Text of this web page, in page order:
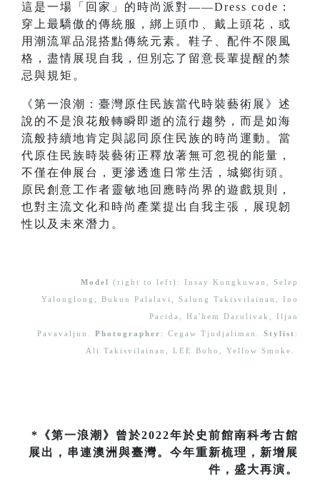
這是一場「回家」的時尚派對——Dress code：
穿上最驕傲的傳統服，綁上頭巾、戴上頭花，或
用潮流單品混搭點傳統元素。鞋子、配件不限風
格，盡情展現自我，但別忘了留意長輩提醒的禁
忌與規矩。
《第一浪潮：臺灣原住民族當代時裝藝術展》述
說的不是浪花般轉瞬即逝的流行趨勢，而是如海
流般持續地肯定與認同原住民族的時尚運動。當
代原住民族時裝藝術正釋放著無可忽視的能量，
不僅在伸展台，更滲透進日常生活，城鄉街頭。
原民創意工作者靈敏地回應時尚界的遊戲規則，
也對主流文化和時尚產業提出自我主張，展現韌
性以及未來潛力。
Model (right to left): Insay Kungkuwan, Selep
Yalonglong, Bukun Palalavi, Salung Takisvilainan, Ino
Pacida, Ha'hem Darulivak, Iljan
Pavavaljun. Photographer : Cegaw Tjudjaliman. Stylist :
Ali Takisvilainan, LEE Bobo, Yellow Smoke.
*《第一浪潮》曾於2022年於史前館南科考古館
展出，串連澳洲與臺灣。今年重新梳理，新增展
件，盛大再演。